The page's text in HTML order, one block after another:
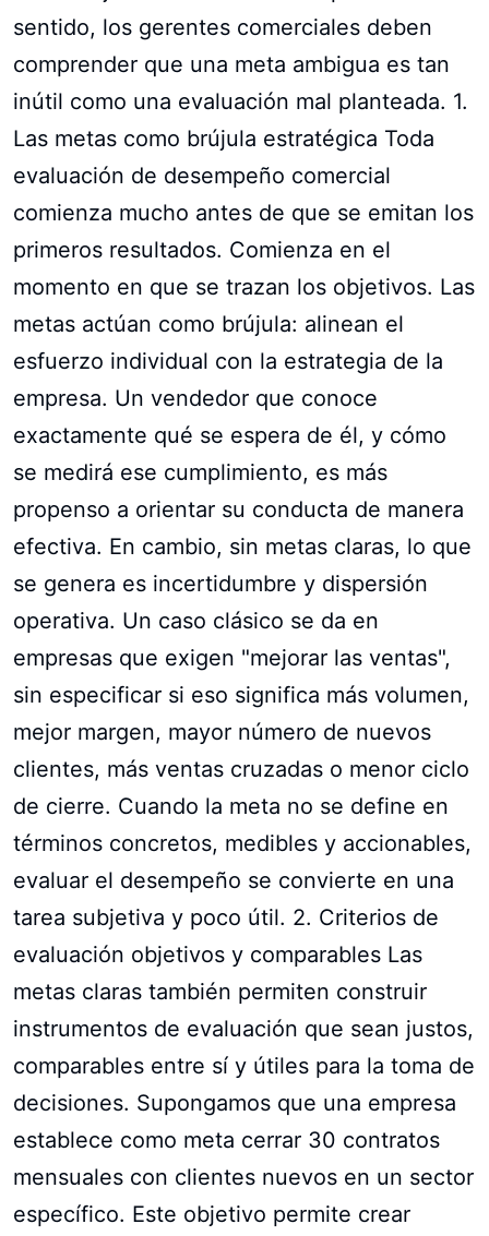
sentido, los gerentes comerciales deben
comprender que una meta ambigua es tan
inútil como una evaluación mal planteada. 1.
Las metas como brújula estratégica Toda
evaluación de desempeño comercial
comienza mucho antes de que se emitan los
primeros resultados. Comienza en el
momento en que se trazan los objetivos. Las
metas actúan como brújula: alinean el
esfuerzo individual con la estrategia de la
empresa. Un vendedor que conoce
exactamente qué se espera de él, y cómo
se medirá ese cumplimiento, es más
propenso a orientar su conducta de manera
efectiva. En cambio, sin metas claras, lo que
se genera es incertidumbre y dispersión
operativa. Un caso clásico se da en
empresas que exigen "mejorar las ventas",
sin especificar si eso significa más volumen,
mejor margen, mayor número de nuevos
clientes, más ventas cruzadas o menor ciclo
de cierre. Cuando la meta no se define en
términos concretos, medibles y accionables,
evaluar el desempeño se convierte en una
tarea subjetiva y poco útil. 2. Criterios de
evaluación objetivos y comparables Las
metas claras también permiten construir
instrumentos de evaluación que sean justos,
comparables entre sí y útiles para la toma de
decisiones. Supongamos que una empresa
establece como meta cerrar 30 contratos
mensuales con clientes nuevos en un sector
específico. Este objetivo permite crear